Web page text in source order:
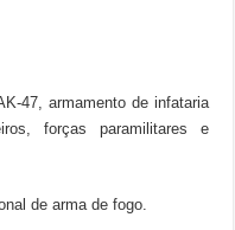
47, armamento de infataria
forças paramilitares e
de arma de fogo.